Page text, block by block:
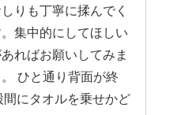
りも丁寧に揉んでく
集中的にしてほしい
ればお願いしてみま
ひと通り背面が終
にタオルを乗せかど